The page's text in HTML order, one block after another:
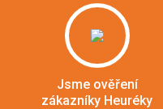
Jsme ověření
zákazníky Heuréky